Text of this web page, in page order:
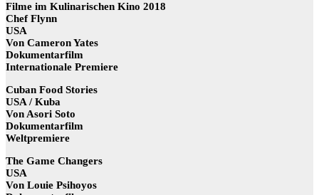
Filme im Kulinarischen Kino 2018
Chef Flynn
USA
Von Cameron Yates
Dokumentarfilm
Internationale Premiere
Cuban Food Stories
USA / Kuba
Von Asori Soto
Dokumentarfilm
Weltpremiere
The Game Changers
USA
Von Louie Psihoyos